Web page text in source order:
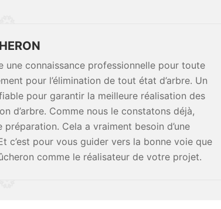
connaissance professionnelle pour toute
pour l’élimination de tout état d’arbre. Un
pour garantir la meilleure réalisation des
d’arbre. Comme nous le constatons déjà,
Cela a vraiment besoin d’une
c’est pour vous guider vers la bonne voie que
comme le réalisateur de votre projet.